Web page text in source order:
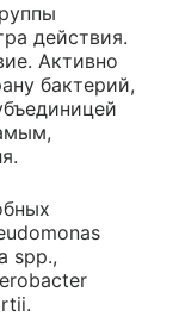
действия.
Активно
бактерий,
spp.,